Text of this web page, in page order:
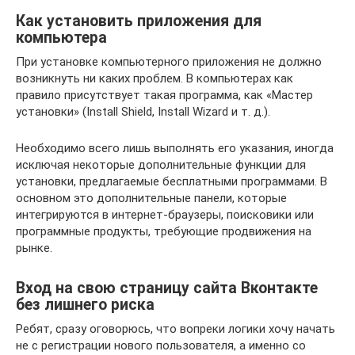
Как установить приложения для
компьютера
При установке компьютерного приложения не должно
возникнуть ни каких проблем. В компьютерах как
правило присутствует такая программа, как «Мастер
установки» (Install Shield, Install Wizard и т. д.).
Необходимо всего лишь выполнять его указания, иногда
исключая некоторые дополнительные функции для
установки, предлагаемые бесплатными программами. В
основном это дополнительные панели, которые
интегрируются в интернет-браузеры, поисковики или
программные продукты, требующие продвижения на
рынке.
Вход на свою страницу сайта Вконтакте
без лишнего риска
Ребят, сразу оговорюсь, что вопреки логики хочу начать
не с регистрации нового пользователя, а именно со